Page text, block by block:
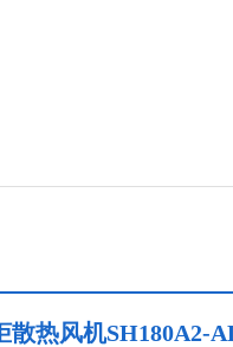
散热风机SH180A2-